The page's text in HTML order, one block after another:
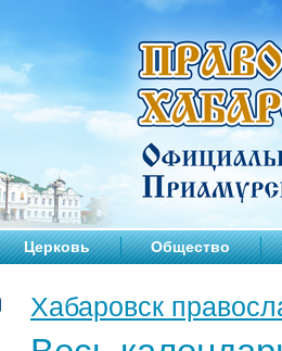
Церковь Общество
Хабаровск